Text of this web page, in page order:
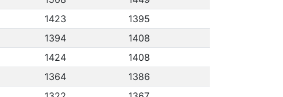
1423
1395
1394
1408
1424
1408
1364
1386